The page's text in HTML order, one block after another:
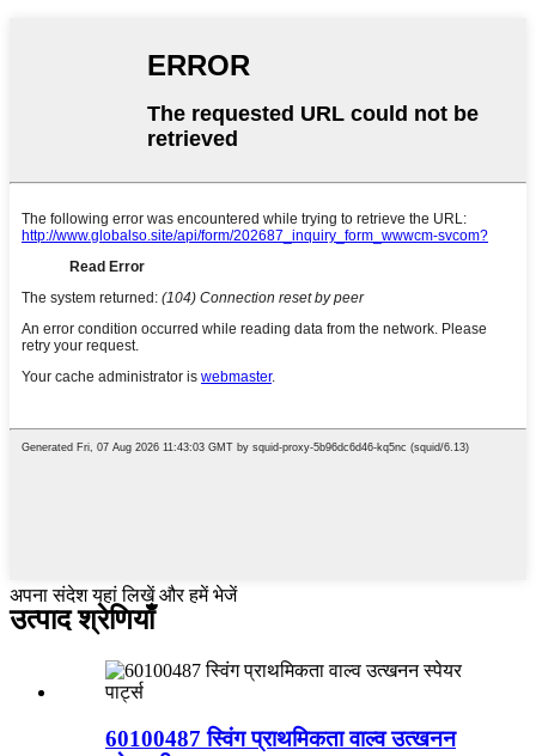
अपना संदेश यहां लिखें और हमें भेजें
उत्पाद श्रेणियाँ
60100487 स्विंग प्राथमिकता वाल्व उत्खनन